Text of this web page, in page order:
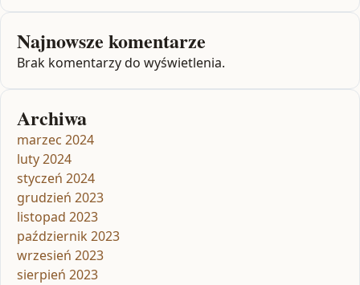
Najnowsze komentarze
Brak komentarzy do wyświetlenia.
Archiwa
marzec 2024
luty 2024
styczeń 2024
grudzień 2023
listopad 2023
październik 2023
wrzesień 2023
sierpień 2023